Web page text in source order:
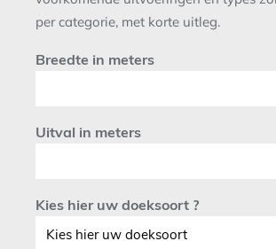
per categorie, met korte uitleg.
Breedte in meters
Uitval in meters
Kies hier uw doeksoort ?